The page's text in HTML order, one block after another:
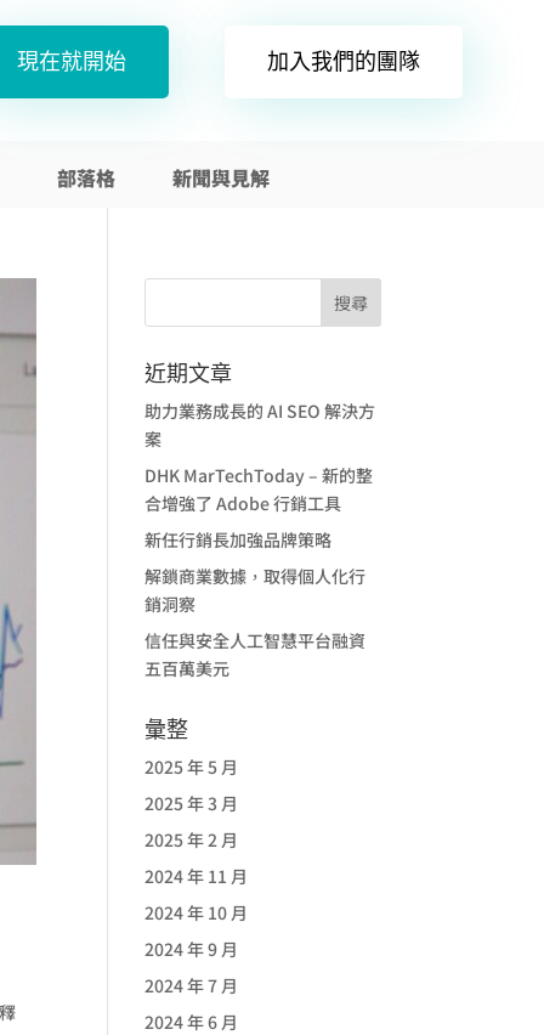
現在就開始 加入我們的團隊
部落格 新聞與見解
近期文章
助力業務成長的 AI SEO 解決方
案
DHK MarTechToday – 新的整
合增強了 Adobe 行銷工具
新任行銷長加強品牌策略
解鎖商業數據，取得個人化行
銷洞察
信任與安全人工智慧平台融資
五百萬美元
彙整
2025 年 5 月
2025 年 3 月
2025 年 2 月
2024 年 11 月
2024 年 10 月
2024 年 9 月
2024 年 7 月
2024 年 6 月